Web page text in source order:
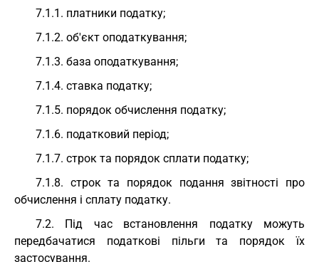
7.1.1. платники податку;
7.1.2. об'єкт оподаткування;
7.1.3. база оподаткування;
7.1.4. ставка податку;
7.1.5. порядок обчислення податку;
7.1.6. податковий період;
7.1.7. строк та порядок сплати податку;
7.1.8. строк та порядок подання звітності про
обчислення і сплату податку.
7.2. Під час встановлення податку можуть
передбачатися податкові пільги та порядок їх
застосування.